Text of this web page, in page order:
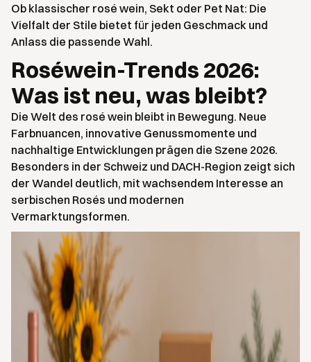
Ob klassischer rosé wein, Sekt oder Pet Nat: Die
Vielfalt der Stile bietet für jeden Geschmack und
Anlass die passende Wahl.
Roséwein-Trends 2026:
Was ist neu, was bleibt?
Die Welt des rosé wein bleibt in Bewegung. Neue
Farbnuancen, innovative Genussmomente und
nachhaltige Entwicklungen prägen die Szene 2026.
Besonders in der Schweiz und DACH-Region zeigt sich
der Wandel deutlich, mit wachsendem Interesse an
serbischen Rosés und modernen
Vermarktungsformen.